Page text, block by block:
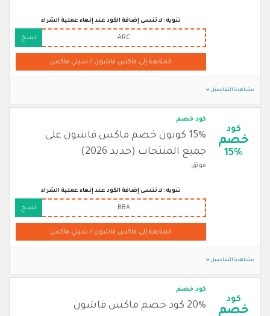
تنويه: لا تنسى إضافة الكود عند إنهاء عملية الشراء
ARC نسخ
المتابعة إلى ماكس فاشون / سيتي ماكس
مشاهدة التفاصيل
كود
خصم
15%
كود خصم
15% كوبون خصم ماكس فاشون على
جميع المنتجات (جديد 2026)
موثق
تنويه: لا تنسى إضافة الكود عند إنهاء عملية الشراء
BBA نسخ
المتابعة إلى ماكس فاشون / سيتي ماكس
مشاهدة التفاصيل
كود
خصم
كود خصم
20% كود خصم ماكس فاشون